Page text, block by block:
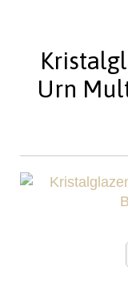
Urn